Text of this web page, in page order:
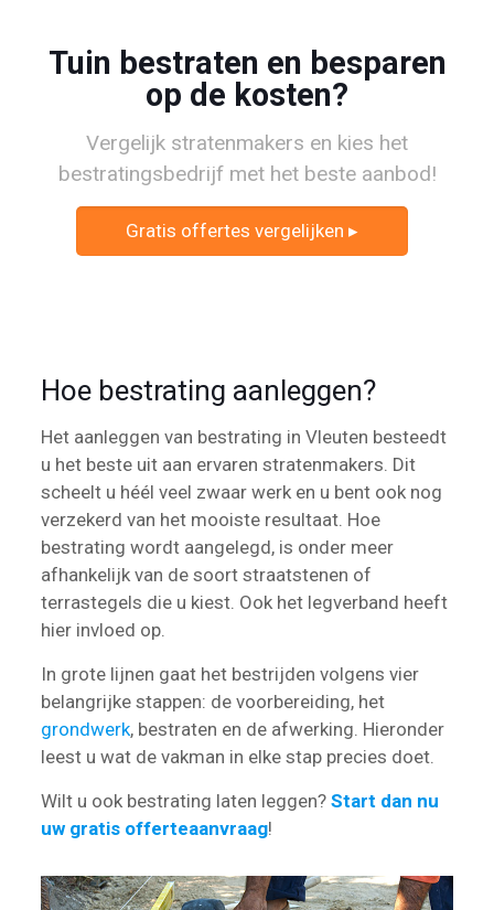
Tuin bestraten en besparen
op de kosten?
Vergelijk stratenmakers en kies het
bestratingsbedrijf met het beste aanbod!
Gratis offertes vergelijken ▸
Hoe bestrating aanleggen?
Het aanleggen van bestrating in Vleuten besteedt
u het beste uit aan ervaren stratenmakers. Dit
scheelt u héél veel zwaar werk en u bent ook nog
verzekerd van het mooiste resultaat. Hoe
bestrating wordt aangelegd, is onder meer
afhankelijk van de soort straatstenen of
terrastegels die u kiest. Ook het legverband heeft
hier invloed op.
In grote lijnen gaat het bestrijden volgens vier
belangrijke stappen: de voorbereiding, het
grondwerk, bestraten en de afwerking. Hieronder
leest u wat de vakman in elke stap precies doet.
Wilt u ook bestrating laten leggen? Start dan nu
uw gratis offerteaanvraag!